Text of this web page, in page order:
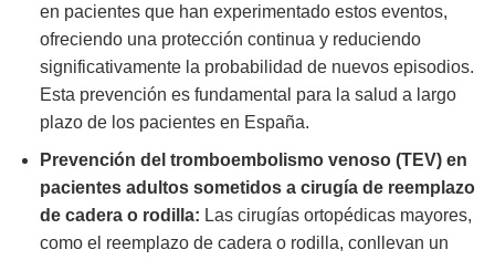
en pacientes que han experimentado estos eventos,
ofreciendo una protección continua y reduciendo
significativamente la probabilidad de nuevos episodios.
Esta prevención es fundamental para la salud a largo
plazo de los pacientes en España.
Prevención del tromboembolismo venoso (TEV) en
pacientes adultos sometidos a cirugía de reemplazo
de cadera o rodilla: Las cirugías ortopédicas mayores,
como el reemplazo de cadera o rodilla, conllevan un